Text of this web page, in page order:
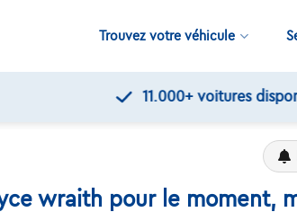
Trouvez votre véhicule
11.000+voitures
wraith pour le moment,